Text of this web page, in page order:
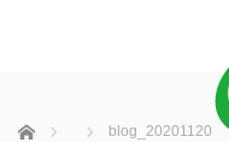
ホーム blog_20201120